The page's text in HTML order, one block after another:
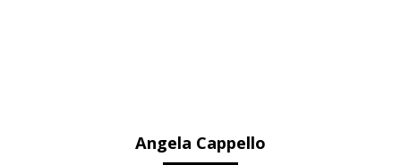
Angela Cappello